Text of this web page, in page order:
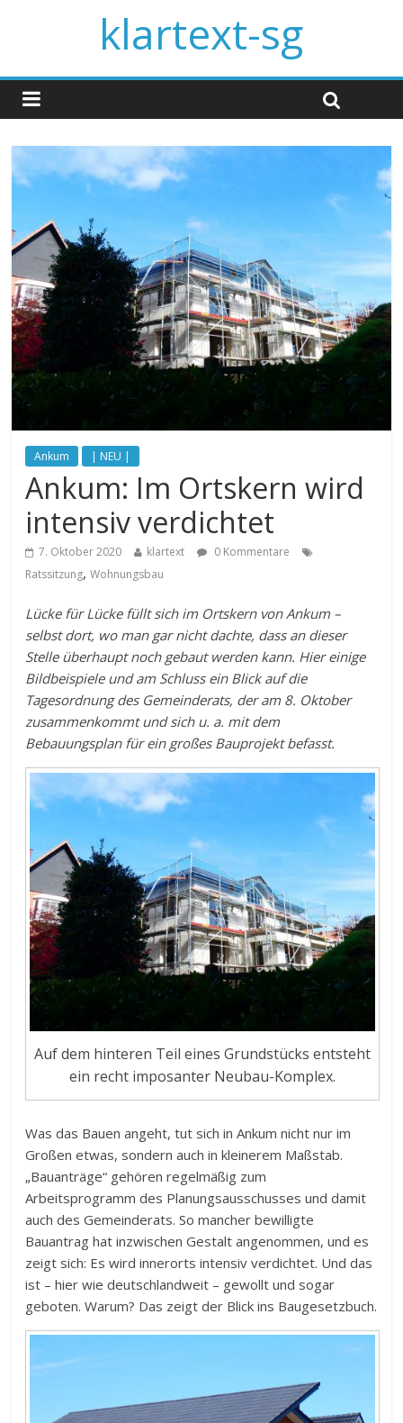
klartext-sg
Ankum | NEU |
Ankum: Im Ortskern wird
intensiv verdichtet
7. Oktober 2020 klartext
0 Kommentare
Ratssitzung,Wohnungsbau
Lücke für Lücke füllt sich im Ortskern von Ankum –
selbst dort, wo man gar nicht dachte, dass an dieser
Stelle überhaupt noch gebaut werden kann. Hier einige
Bildbeispiele und am Schluss ein Blick auf die
Tagesordnung des Gemeinderats, der am 8. Oktober
zusammenkommt und sich u. a. mit dem
Bebauungsplan für ein großes Bauprojekt befasst.
Auf dem hinteren Teil eines Grundstücks entsteht
ein recht imposanter Neubau-Komplex.
Was das Bauen angeht, tut sich in Ankum nicht nur im
Großen etwas, sondern auch in kleinerem Maßstab.
„Bauanträge“ gehören regelmäßig zum
Arbeitsprogramm des Planungsausschusses und damit
auch des Gemeinderats. So mancher bewilligte
Bauantrag hat inzwischen Gestalt angenommen, und es
zeigt sich: Es wird innerorts intensiv verdichtet. Und das
ist – hier wie deutschlandweit – gewollt und sogar
geboten. Warum? Das zeigt der Blick ins Baugesetzbuch.